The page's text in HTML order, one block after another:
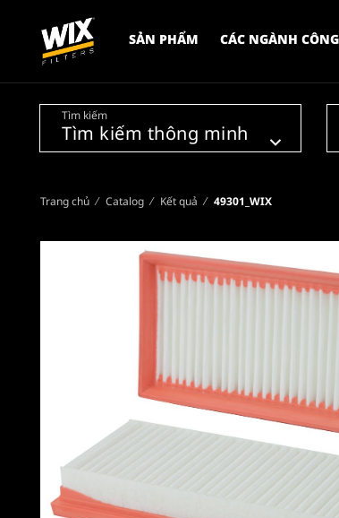
SẢN PHẨM CÁC NGÀNH
Tìm kiếm
Trang chủ Catalog Kết quả 49301_WIX